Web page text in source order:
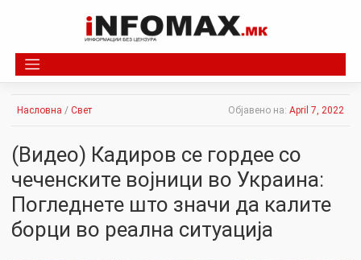
Насловна / Свет Објавено на: April 7, 2022
(Видео) Кадиров се гордее со
чеченските војници во Украина:
Погледнете што значи да калите
борци во реална ситуација